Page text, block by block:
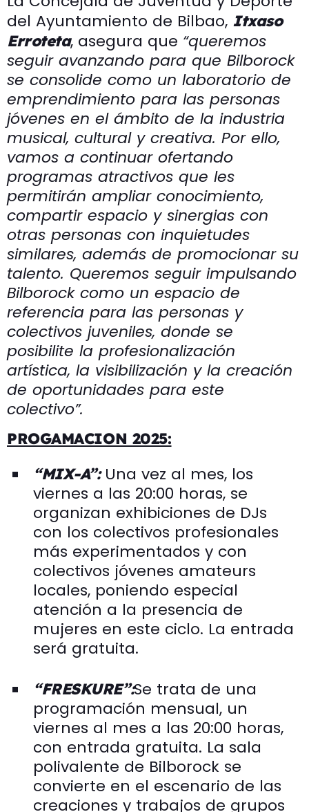
del Ayuntamiento de Bilbao, Itxaso
Erroteta, asegura que “queremos
seguir avanzando para que Bilborock
se consolide como un laboratorio de
emprendimiento para las personas
jóvenes en el ámbito de la industria
musical, cultural y creativa. Por ello,
vamos a continuar ofertando
programas atractivos que les
permitirán ampliar conocimiento,
compartir espacio y sinergias con
otras personas con inquietudes
similares, además de promocionar su
talento. Queremos seguir impulsando
Bilborock como un espacio de
referencia para las personas y
colectivos juveniles, donde se
posibilite la profesionalización
artística, la visibilización y la creación
de oportunidades para este
colectivo”.
PROGAMACION 2025:
“MIX-A”:Una vez al mes, los
viernes a las 20:00 horas, se
organizan exhibiciones de DJs
con los colectivos profesionales
más experimentados y con
colectivos jóvenes amateurs
locales, poniendo especial
atención a la presencia de
mujeres en este ciclo. La entrada
será gratuita.
“FRESKURE”:Se trata de una
programación mensual, un
viernes al mes a las 20:00 horas,
con entrada gratuita. La sala
polivalente de Bilborock se
convierte en el escenario de las
creaciones y trabajos de grupos